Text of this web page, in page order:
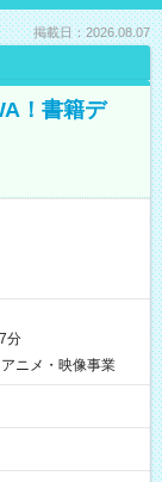
掲載日：2026.08.07
！書籍デ
分
ニメ・映像事業